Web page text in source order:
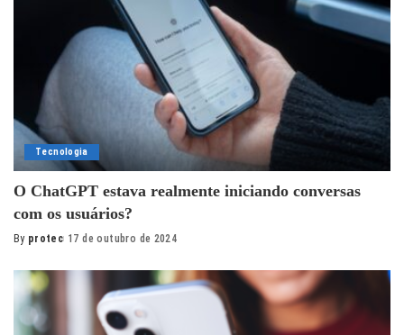
Tecnologia
O ChatGPT estava realmente iniciando conversas
com os usuários?
Posted
By protec 17 de outubro de 2024